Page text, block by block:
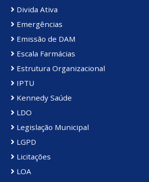
Divida Ativa
Emergências
Emissão de DAM
Escala Farmácias
Estrutura Organizacional
IPTU
Kennedy Saúde
LDO
Legislação Municipal
LGPD
Licitações
LOA